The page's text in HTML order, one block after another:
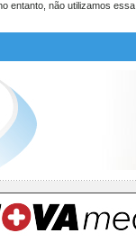
entanto, não utilizamos